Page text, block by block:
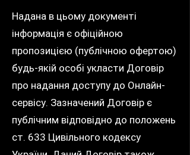
Надана в цьому документі
інформація є офіційною
пропозицією (публічною офертою)
будь-якій особі укласти Договір
про надання доступу до Онлайн-
сервісу. Зазначений Договір є
публічним відповідно до положень
ст. 633 Цивільного кодексу